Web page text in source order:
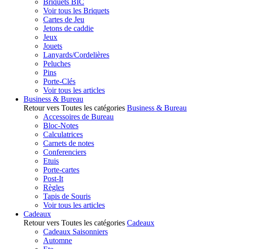
Briquets BIC
Voir tous les Briquets
Cartes de Jeu
Jetons de caddie
Jeux
Jouets
Lanyards/Cordelières
Peluches
Pins
Porte-Clés
Voir tous les articles
Business & Bureau
Retour vers Toutes les catégories Business & Bureau
Accessoires de Bureau
Bloc-Notes
Calculatrices
Carnets de notes
Conferenciers
Etuis
Porte-cartes
Post-It
Règles
Tapis de Souris
Voir tous les articles
Cadeaux
Retour vers Toutes les catégories Cadeaux
Cadeaux Saisonniers
Automne